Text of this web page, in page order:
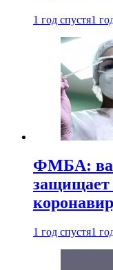
1 год спустя1
ФМБА:
защищает
1 год спустя1